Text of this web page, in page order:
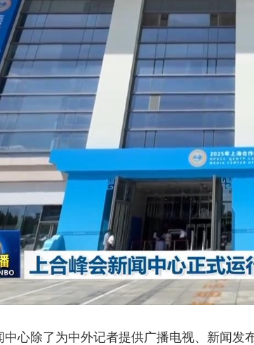
除了为中外记者提供广播电视、新闻发